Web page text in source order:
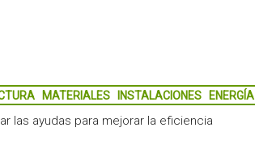
MATERIALES INSTALACIONES ENERGÍA
las ayudas para mejorar la eficiencia